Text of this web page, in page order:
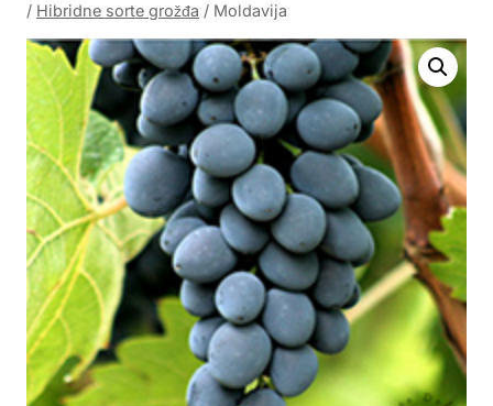
/ Hibridne sorte grožđa / Moldavija